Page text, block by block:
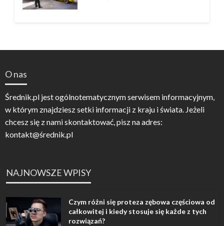
O nas
Średnik.pl jest ogólnotematycznym serwisem informacyjnym,
w którym znajdziesz setki informacji z kraju i świata. Jeżeli
chcesz się z nami skontaktować, pisz na adres:
kontakt@średnik.pl
NAJNOWSZE WPISY
Czym różni się proteza zębowa częściowa od
całkowitej i kiedy stosuje się każde z tych
rozwiązań?